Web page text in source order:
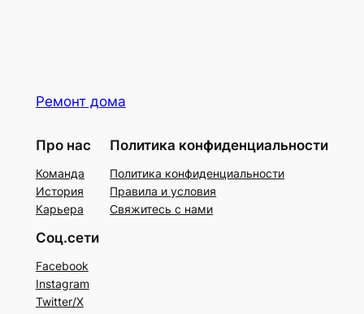
Ремонт дома
Про нас
Команда
История
Карьера
Политика конфиденциальности
Политика конфиденциальности
Правила и условия
Свяжитесь с нами
Соц.сети
Facebook
Instagram
Twitter/X